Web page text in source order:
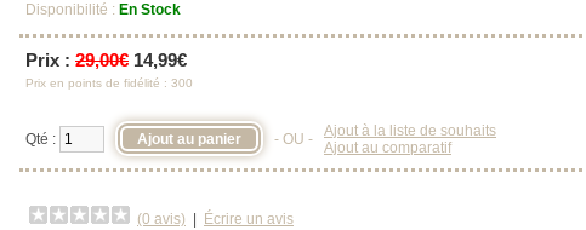
Disponibilité : En Stock
Prix : 29,00€ 14,99€
Prix en points de fidélité : 300
Qté : - OU -
Ajout à la liste de souhaits
Ajout au comparatif
(0 avis) Écrire un avis